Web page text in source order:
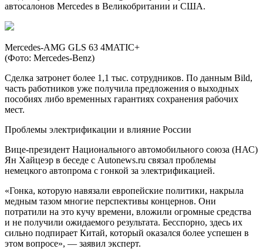
автосалонов Mercedes в Великобритании и США.
Mercedes-AMG GLS 63 4MATIC+
(Фото: Mercedes-Benz)
Сделка затронет более 1,1 тыс. сотрудников. По данным Bild,
часть работников уже получила предложения о выходных
пособиях либо временных гарантиях сохранения рабочих
мест.
Проблемы электрификации и влияние России
Вице-президент Национального автомобильного союза (НАС)
Ян Хайцеэр в беседе с Autonews.ru связал проблемы
немецкого автопрома с гонкой за электрификацией.
«Гонка, которую навязали европейские политики, накрыла
медным тазом многие перспективы концернов. Они
потратили на это кучу времени, вложили огромные средства
и не получили ожидаемого результата. Бесспорно, здесь их
сильно подпирает Китай, который оказался более успешен в
этом вопросе», — заявил эксперт.